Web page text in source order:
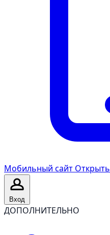
Мобильный сайт Открыть
Вход
ДОПОЛНИТЕЛЬНО